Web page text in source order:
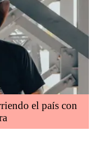
el país con